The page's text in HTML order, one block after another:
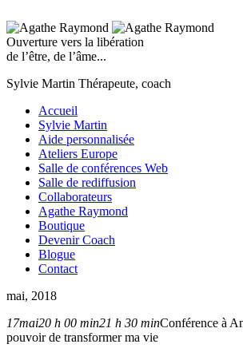
Ouverture vers la libération
de l’être, de l’âme...
Sylvie Martin Thérapeute, coach
Accueil
Sylvie Martin
Aide personnalisée
Ateliers Europe
Salle de conférences Web
Salle de rediffusion
Collaborateurs
Agathe Raymond
Boutique
Devenir Coach
Blogue
Contact
mai, 2018
17mai20 h 00 min21 h 30 minConférence à
pouvoir de transformer ma vie